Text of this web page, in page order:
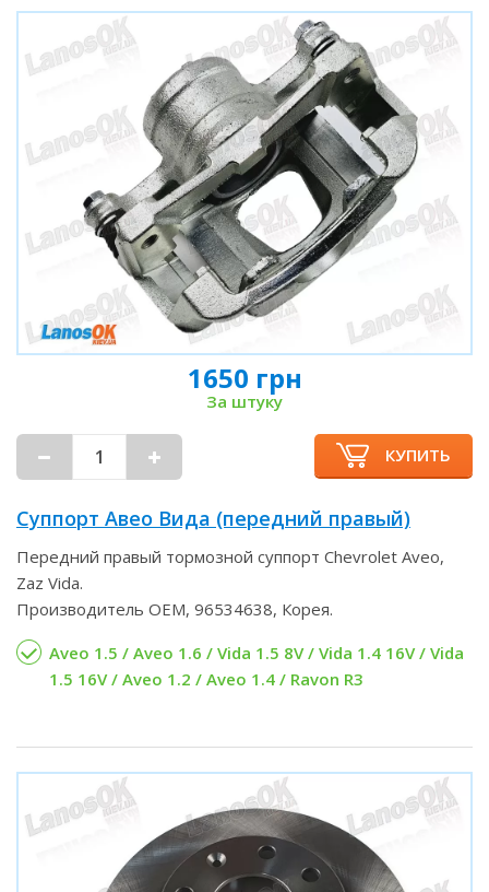
1650 грн
За штуку
КУПИТЬ
Суппорт Авео Вида (передний правый)
Передний правый тормозной суппорт Chevrolet Aveo,
Zaz Vida.
Производитель OEM, 96534638, Корея.
Aveo 1.5 / Aveo 1.6 / Vida 1.5 8V / Vida 1.4 16V / Vida
1.5 16V / Aveo 1.2 / Aveo 1.4 / Ravon R3